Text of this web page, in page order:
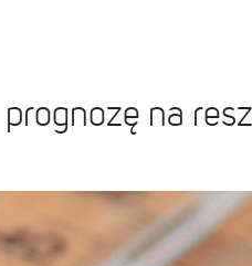
na